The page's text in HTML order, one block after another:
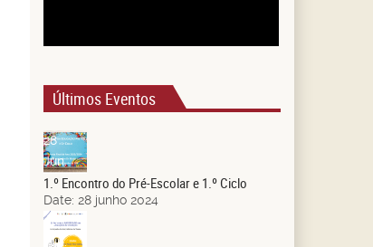
Últimos Eventos
28
Jun.
1.º Encontro do Pré-Escolar e 1.º Ciclo
Date: 28 junho 2024
21
Jun.